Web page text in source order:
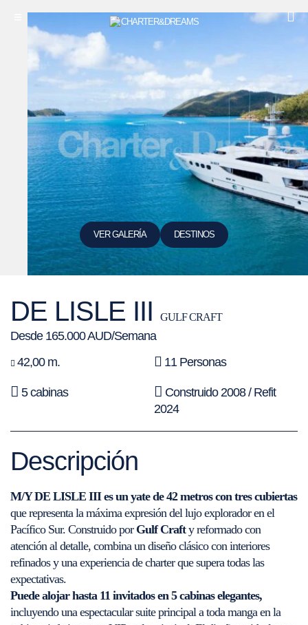
VER GALERÍA DESTINOS
DE LISLE III GULF CRAFT
Desde 165.000 AUD/Semana
42,00 m.
11 Personas
5 cabinas
Construido 2008 / Refit
2024
Descripción
M/Y DE LISLE III es un yate de 42 metros con tres cubiertas
que representa la máxima expresión del lujo explorador en el
Pacífico Sur. Construido porGulf Crafty reformado con
atención al detalle, combina un diseño clásico con interiores
refinados y una experiencia de charter que supera todas las
expectativas.
Puede alojar hasta 11 invitados en 5 cabinas elegantes,
incluyendo una espectacular suite principal a toda manga en la